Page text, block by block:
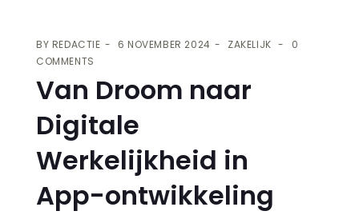
BY REDACTIE 6 NOVEMBER 2024 ZAKELIJK
0
COMMENTS
Van Droom naar
Digitale
Werkelijkheid in
App-ontwikkeling